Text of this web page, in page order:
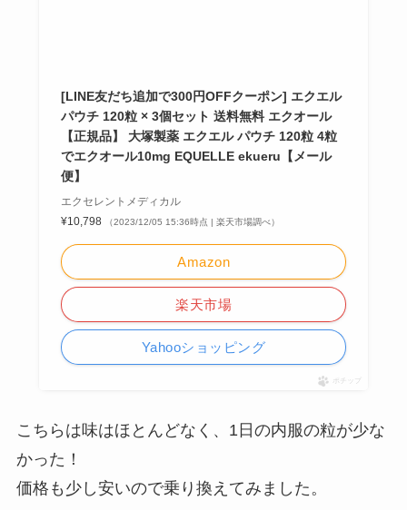
[LINE友だち追加で300円OFFクーポン] エクエル
パウチ 120粒 × 3個セット 送料無料 エクオール
【正規品】 大塚製薬 エクエル パウチ 120粒 4粒
でエクオール10mg EQUELLE ekueru【メール
便】
エクセレントメディカル
¥10,798
（2023/12/05 15:36時点 | 楽天市場調べ）
Amazon
楽天市場
Yahooショッピング
ポチップ
こちらは味はほとんどなく、1日の内服の粒が少な
かった！
価格も少し安いので乗り換えてみました。